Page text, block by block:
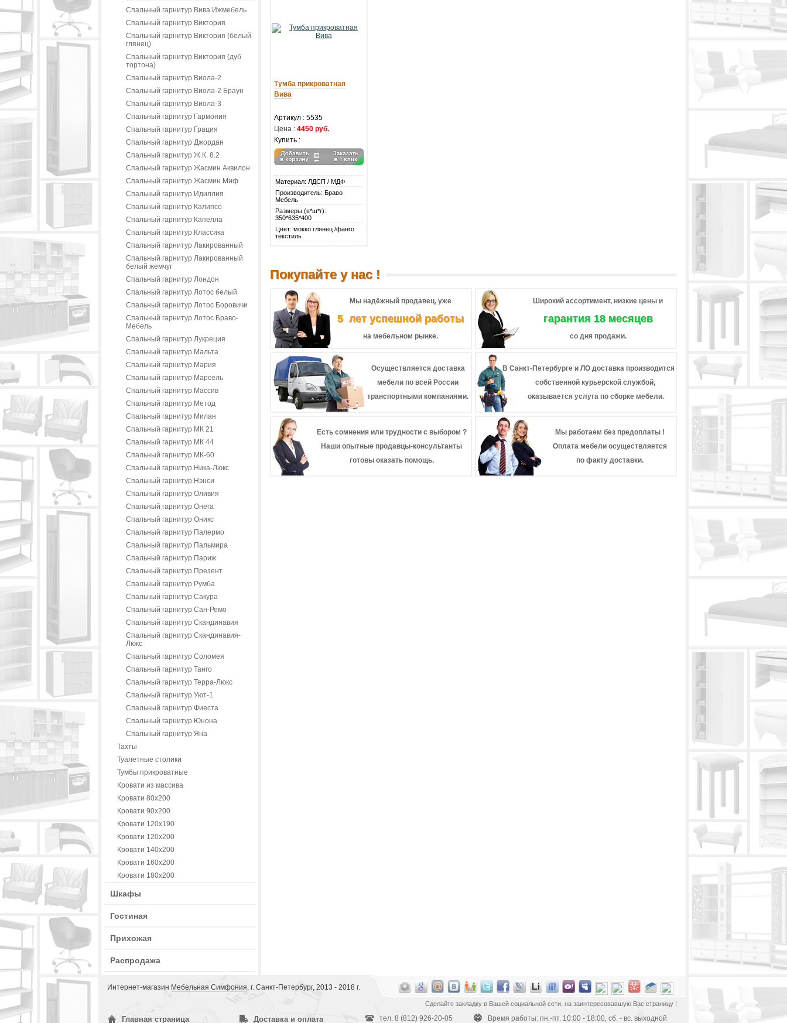
Спальный гарнитур Вива Ижмебель
Спальный гарнитур Виктория
Спальный гарнитур Виктория (белый
глянец)
Спальный гарнитур Виктория (дуб
тортона)
Спальный гарнитур Виола-2
Спальный гарнитур Виола-2 Браун
Спальный гарнитур Виола-3
Спальный гарнитур Гармония
Спальный гарнитур Грация
Спальный гарнитур Джордан
Спальный гарнитур Ж.К. 8.2
Спальный гарнитур Жасмин Аквилон
Спальный гарнитур Жасмин Миф
Спальный гарнитур Идиллия
Спальный гарнитур Калипсо
Спальный гарнитур Капелла
Спальный гарнитур Классика
Спальный гарнитур Лакированный
Спальный гарнитур Лакированный
белый жемчуг
Спальный гарнитур Лондон
Спальный гарнитур Лотос белый
Спальный гарнитур Лотос Боровичи
Спальный гарнитур Лотос Браво-
Мебель
Спальный гарнитур Лукреция
Спальный гарнитур Мальта
Спальный гарнитур Мария
Спальный гарнитур Марсель
Спальный гарнитур Массив
Спальный гарнитур Метод
Спальный гарнитур Милан
Спальный гарнитур МК 21
Спальный гарнитур МК 44
Спальный гарнитур МК-60
Спальный гарнитур Ника-Люкс
Спальный гарнитур Нэнси
Спальный гарнитур Оливия
Спальный гарнитур Онега
Спальный гарнитур Оникс
Спальный гарнитур Палермо
Спальный гарнитур Пальмира
Спальный гарнитур Париж
Спальный гарнитур Презент
Спальный гарнитур Румба
Спальный гарнитур Сакура
Спальный гарнитур Сан-Ремо
Спальный гарнитур Скандинавия
Спальный гарнитур Скандинавия-
Люкс
Спальный гарнитур Соломея
Спальный гарнитур Танго
Спальный гарнитур Терра-Люкс
Спальный гарнитур Уют-1
Спальный гарнитур Фиеста
Спальный гарнитур Юнона
Спальный гарнитур Яна
Тахты
Туалетные столики
Тумбы прикроватные
Кровати из массива
Кровати 80х200
Кровати 90х200
Кровати 120х190
Кровати 120х200
Кровати 140х200
Кровати 160х200
Кровати 180х200
Шкафы
Гостиная
Прихожая
Распродажа
Тумба прикроватная
Вива
Артикул : 5535
Цена : 4450 руб.
Купить :
Материал: ЛДСП / МДФ
Производитель: Браво
Мебель
Размеры (в*ш*г):
350*635*400
Цвет: мокко глянец /фанго
текстиль
Покупайте у нас !
Мы надёжный продавец, уже
5 лет успешной работы
на мебельном рынке.
Широкий ассортимент, низкие цены и
гарантия 18 месяцев
со дня продажи.
Осуществляется доставка
мебели по всей России
транспортными компаниями.
В Санкт-Петербурге и ЛО доставка производится
собственной курьерской службой,
оказывается услуга по сборке мебели.
Есть сомнения или трудности с выбором ?
Наши опытные продавцы-консультанты
готовы оказать помощь.
Мы работаем без предоплаты !
Оплата мебели осуществляется
по факту доставки.
Интернет-магазин Мебельная Симфония, г. Санкт-Петербург, 2013 - 2018 г.
Главная страница Доставка и оплата
Сделайте закладку в Вашей социальной сети, на заинтересовавшую Вас страницу !
тел. 8 (812) 926-20-05 Время работы: пн.-пт. 10:00 - 18:00, сб. - вс. выходной